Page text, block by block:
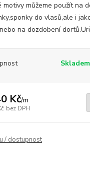
motivy můžeme použít na
do vlasů,ale i
na dozdobení
Kč/m
bez DPH
/ dostupnost